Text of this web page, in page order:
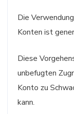
Die
Konten ist
Diese
unbefugten
Konto zu
kann.